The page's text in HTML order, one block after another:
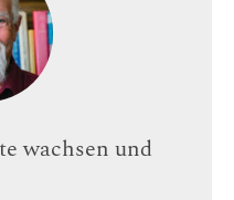
wachsen und